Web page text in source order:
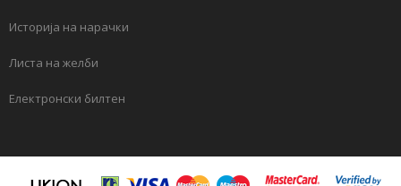
Историја на нарачки
Листа на желби
Електронски билтен